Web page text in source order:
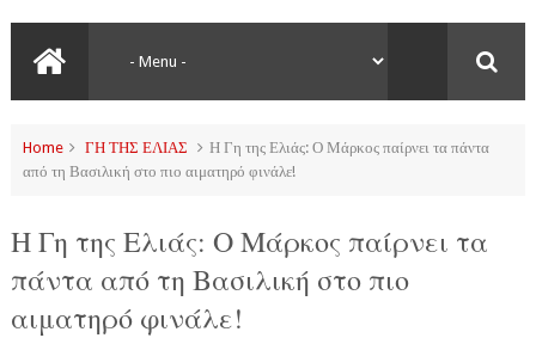
Home ΓΗ ΤΗΣ ΕΛΙΑΣ
Η Γη της Ελιάς: Ο Μάρκος παίρνει τα πάντα
από τη Βασιλική στο πιο αιματηρό φινάλε!
Η Γη της Ελιάς: Ο Μάρκος παίρνει τα
πάντα από τη Βασιλική στο πιο
αιματηρό φινάλε!